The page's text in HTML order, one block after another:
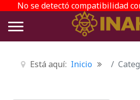
No se detectó compatibilidad
Está aquí: Inicio